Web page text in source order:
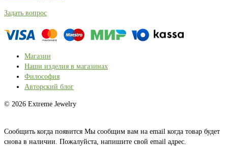
Задать вопрос
Магазин
Наши изделия в магазинах
Философия
Авторский блог
© 2026 Extreme Jewelry
Сообщить когда появится Мы сообщим вам на email когда товар будет
снова в наличии. Пожалуйста, напишите свой email адрес.